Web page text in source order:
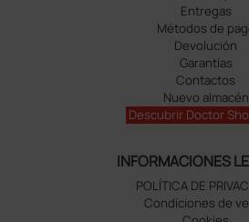
Entregas
Métodos de
Devolución
Garantías
Contactos
Nuevo almacén
Descubrir Doctor
INFORMACIONES
POLÍTICA DE
Condiciones de